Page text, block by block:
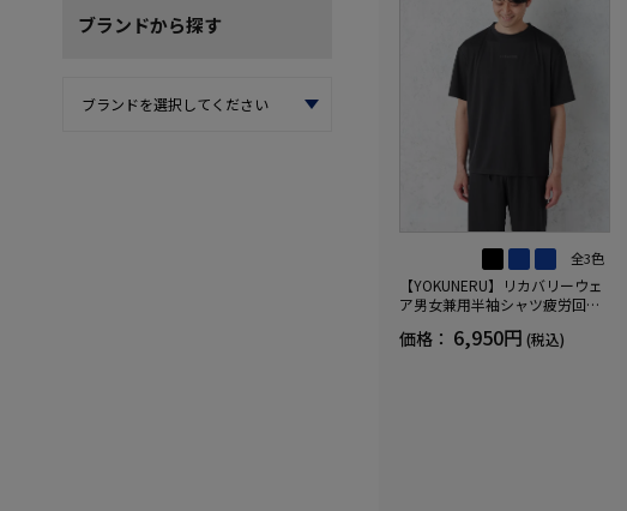
ブランドから探す
全3色
【YOKUNERU】リカバリーウェ
ア男女兼用半袖シャツ疲労回復
(R)【一般医療機器】SS～LLサイ
価格： 6,950円 (税込)